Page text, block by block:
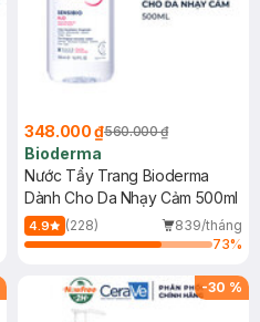
348.000 ₫560.000 ₫
Bioderma
Nước Tẩy Trang Bioderma
Dành Cho Da Nhạy Cảm 500ml
4.9 (228)
839/tháng
73%
-30 %